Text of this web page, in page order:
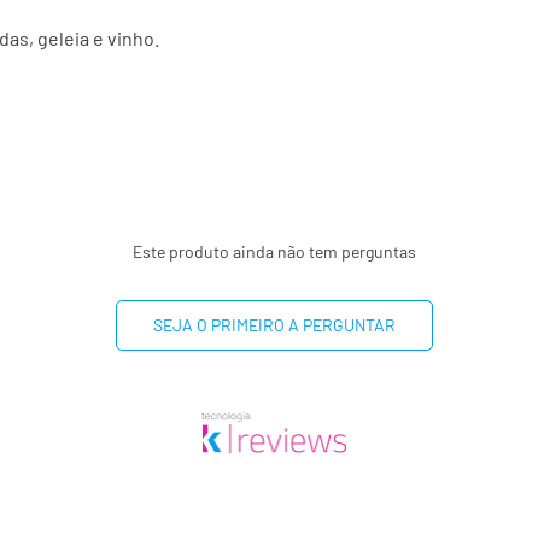
(*) Valores diários com
8400 kj. Seus valores
dependendo de suas
geleia e vinho.
Este produto ainda não tem perguntas
SEJA O PRIMEIRO A PERGUNTAR